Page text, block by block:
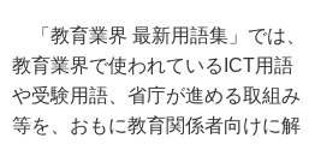
「教育業界 最新用語集」では、
教育業界で使われているICT用語
や受験用語、省庁が進める取組み
等を、おもに教育関係者向けに解